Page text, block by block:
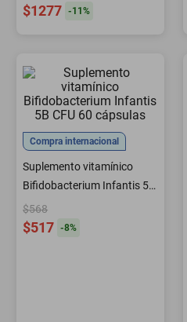
$1277 -11%
Compra internacional
Suplemento vitamínico
Bifidobacterium Infantis 5B
CFU 60 cápsulas
$568
$517 -8%